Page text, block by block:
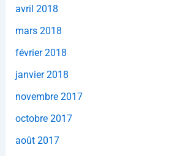
avril 2018
mars 2018
février 2018
janvier 2018
novembre 2017
octobre 2017
août 2017